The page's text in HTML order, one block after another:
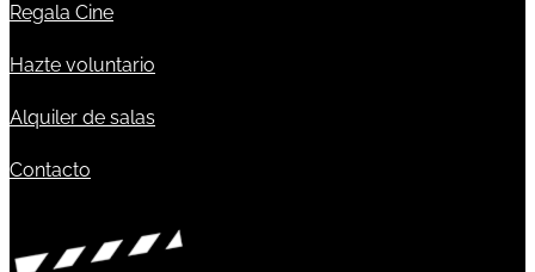
Regala Cine
Hazte voluntario
Alquiler de salas
Contacto